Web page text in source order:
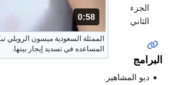
المدة: 58 ثانية.
0:58
الممثلة السعودية ميسون الرويلي
المساعده في تسديد إيجار بيتها.
الجزء
الثاني
البرامج
ديو المشاهير.